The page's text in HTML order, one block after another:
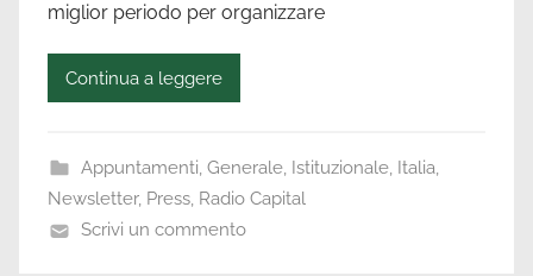
miglior periodo per organizzare
Continua a leggere
Appuntamenti, Generale, Istituzionale, Italia,
Newsletter, Press, Radio Capital
Scrivi un commento